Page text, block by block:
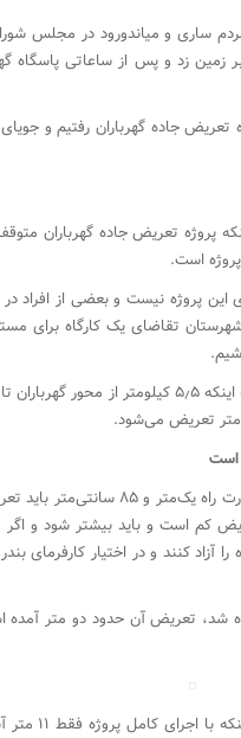
از نمایندگان مردم ساری و میاندورود در
جاده گهرباران رفتیم و
پروژه تعریض جاده گهرباران
پروژه است.
این پروژه نیست و بعضی از افراد
شهرستان تقاضای یک کارگاه برای
مسئول اجرای پروژه تعریض جاده گهرباران با اشاره به
است
کاظمی‌پور با بیان اینکه راه استاندارد طبق
کم است و باید بیشتر شود و اگر
کنند و در اختیار کارفرمای
شد، تعریض آن حدود دو متر آمده
مسئول اجرای